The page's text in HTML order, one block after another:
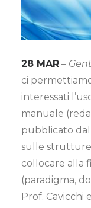
28 MAR –
ci
interessati
manuale
pubblicato
sulle
collocare alla
(paradigma,
Prof. Cavicchi